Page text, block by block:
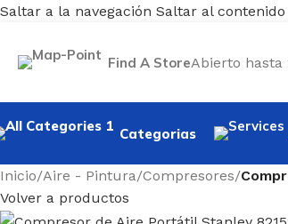
Saltar a la navegación Saltar al
Find A StoreAbierto hasta
Categorias
Inicio/Aire - Pintura/Compresores/
Volver a productos